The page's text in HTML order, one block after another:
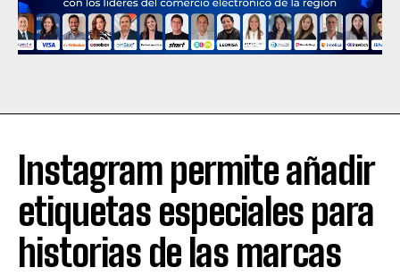
Instagram permite añadir
etiquetas especiales para
historias de las marcas